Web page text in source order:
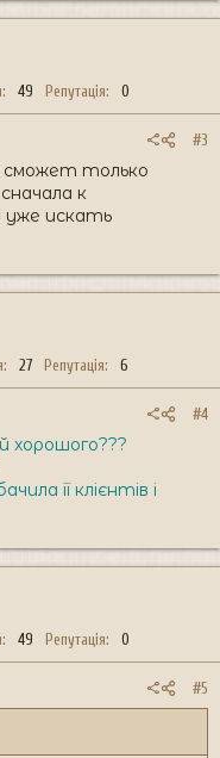
49 Репутація 0
#3
сможет только
к
уже искать
27 Репутація 6
#4
хорошого???
її клієнтів і
49 Репутація 0
#5